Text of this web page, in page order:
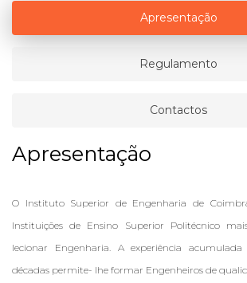
Apresentação
Regulamento
Contactos
Apresentação
O Instituto Superior de Engenharia de
Instituições de Ensino Superior Politécnico
lecionar Engenharia. A experiência
décadas permite- Ihe formar Engenheiros de